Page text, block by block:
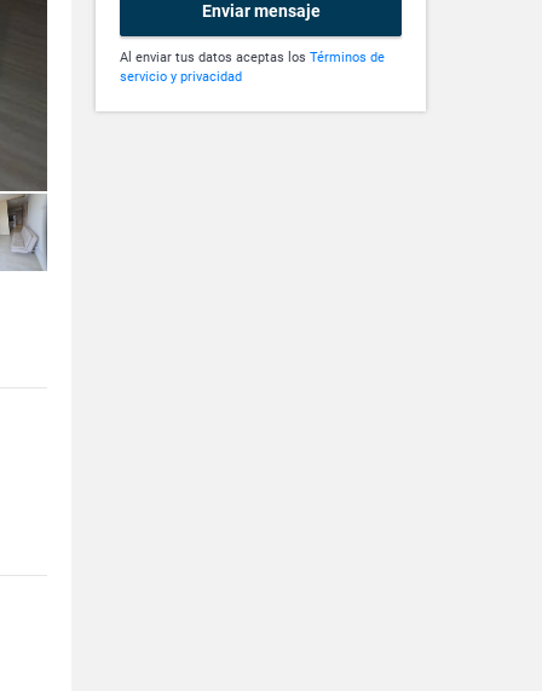
Enviar mensaje
Al enviar tus datos aceptas los Términos de
servicio y privacidad